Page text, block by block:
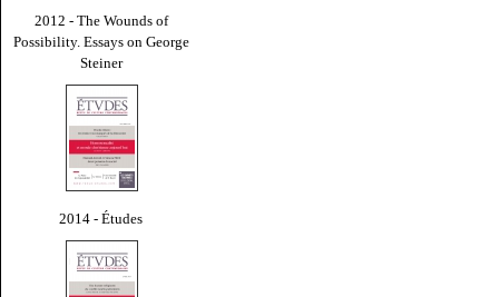
2012 - The Wounds of
Possibility. Essays on George
Steiner
2014 - Études